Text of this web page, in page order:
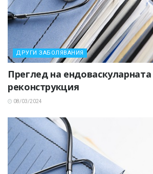
ДРУГИ ЗАБОЛЯВАНИЯ
Преглед на ендоваскуларната
реконструкция
08/03/2024